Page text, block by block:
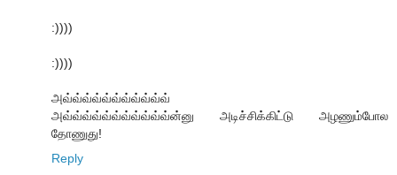
:))))
:))))
அவ்வ்வ்வ்வ்வ்வ்வ்வ்வ்வ்
அவ்வ்வ்வ்வ்வ்வ்வ்வ்வ்வ்ன்னு அடிச்சிக்கிட்டு அழணும்போல
தோணுது!
Reply